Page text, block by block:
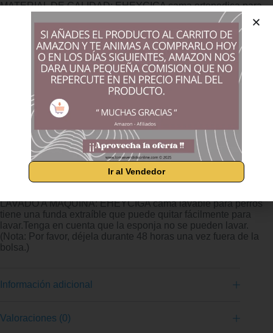
MATERIAL DE CALIDAD: EHEYCIGA cama ortopedica para
perros combina espuma de cáscara de huevo y espuma
viscoelastica para un soporte uniforme. Logra un buen
equilibrio entre suavidad y soporte. DISEÑO DE SOFA:
EHEYCIGA cama perro cuenta con un diseño de cuatro lados
que brinda soporte adicional para el cuello y la cabeza de su
mascota. El diseño envolvente darle una sensación de
seguridad, ayudarla a dormir mejor y aliviar el estrés.
IMPERMEABLE Y ANTIDESLIZANTE: Bajo la suave sherpa
de la Cama de Perro hay una membrana impermeable que
evita la penetración de líquidos y protege la espuma. Sin
embargo, los lados del sofá perro no son impermeables. La
parte inferior de la cama para perros es antideslizante para
mantener la cama estable. DIFERENTES TAMAÑOS:
EHEYCIGA Cama Perro están disponibles en diferentes
tamaños adecuados para perros grandes y medianos y
pequeños.La superficie para dormir está cubierta con sherpa
LAVADO A MÁQUINA: EHEYCIGA cama lavable para perros
tiene una funda extraíble que puede quitar fácilmente para
lavar.Tenga en cuenta que la esponja no se pueden lavar.
(Nota: Por favor, déjela durante 48 horas una vez fuera de la
bolsa.)
Información adicional
Valoraciones (0)
Ir al Vendedor